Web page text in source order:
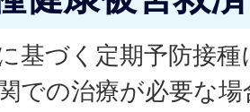
基づく定期予防接
での治療が必要な